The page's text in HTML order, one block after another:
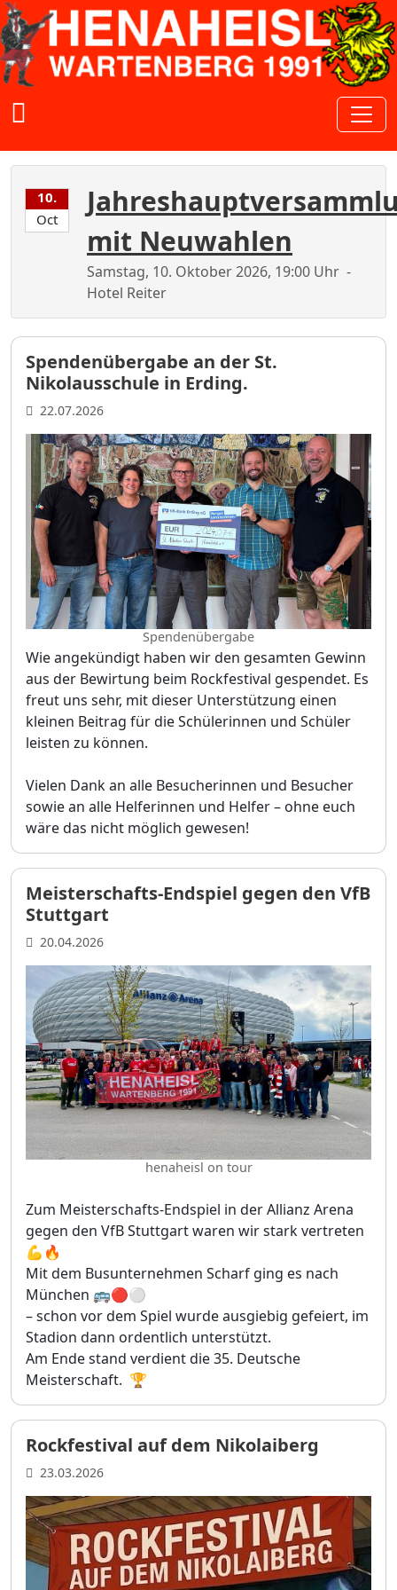
Zum Inhalt springen
Henaheisl e.V. - FC Bayern
10.
Oct
mit Neuwahlen
Samstag, 10. Oktober 2026, 19:00 Uhr -
Hotel Reiter
Spendenübergabe an der St.
Nikolausschule in Erding.
22.07.2026
Spendenübergabe
Wie angekündigt haben wir den gesamten Gewinn
aus der Bewirtung beim Rockfestival gespendet. Es
freut uns sehr, mit dieser Unterstützung einen
kleinen Beitrag für die Schülerinnen und Schüler
leisten zu können.
Vielen Dank an alle Besucherinnen und Besucher
sowie an alle Helferinnen und Helfer – ohne euch
wäre das nicht möglich gewesen!
Meisterschafts-Endspiel gegen den VfB
Stuttgart
20.04.2026
henaheisl on tour
Zum Meisterschafts-Endspiel in der Allianz Arena
gegen den VfB Stuttgart waren wir stark vertreten
💪🔥
Mit dem Busunternehmen Scharf ging es nach
München 🚌🔴⚪️
– schon vor dem Spiel wurde ausgiebig gefeiert, im
Stadion dann ordentlich unterstützt.
Am Ende stand verdient die 35. Deutsche
Meisterschaft. 🏆
Rockfestival auf dem Nikolaiberg
23.03.2026